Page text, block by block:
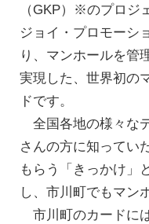
（GKP）※のプロジ
ジョイ・プロモーシ
り、マンホールを管
実現した、世界初の
ドです。
全国各地の様々な
さんの方に知ってい
もらう「きっかけ」
し、市川町でもマン
市川町のカードに